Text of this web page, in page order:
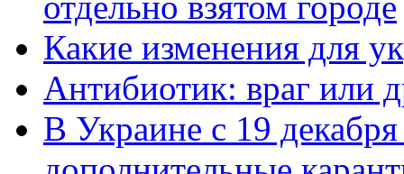
Какие изменения для
Антибиотик: враг или
В Украине с 19 декабря